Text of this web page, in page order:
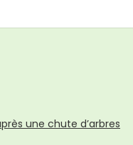
une chute d’arbres